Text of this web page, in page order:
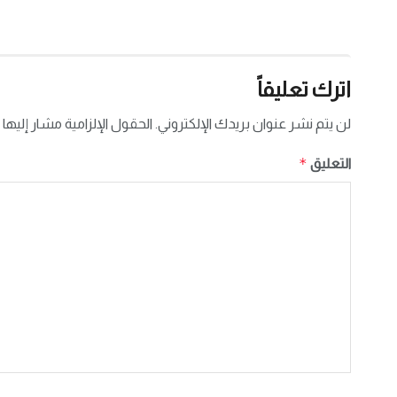
اترك تعليقاً
لن يتم نشر عنوان بريدك الإلكتروني. الحقول الإلزامية مشار إليها
التعليق *